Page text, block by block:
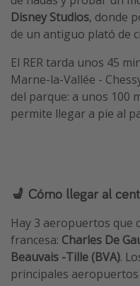
Disney Studios, donde
de un antiguo plató de
El RER tarda unos 45
Marne-la-Vallée -
del parque: a unos 100
permite llegar a pie al
💺 Cómo llegar al
Hay 3 aeropuertos que
francesa: Charles De
Beauvais -Tille (BVA).
principales